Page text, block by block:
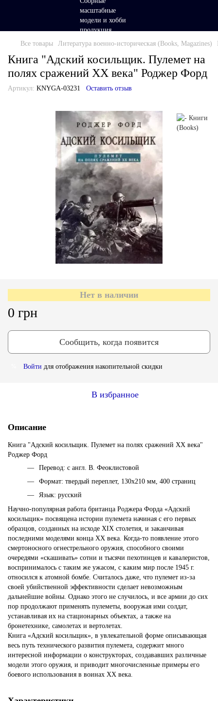
Все товары Литература военно-историческая (Books, Magazines)
Книга "Адский косильщик. Пулемет на
полях сражений XX века" Роджер Форд
Артикул: KNYGA-03231 Оставить отзыв
Нет в наличии
0 грн
Сообщить, когда появится
Войти для отображения накопительной скидки
В избранное
Описание
Книга "Адский косильщик. Пулемет на полях сражений XX века"
Роджер Форд
Перевод: с англ. В. Феоклистовой
Формат: твердый переплет, 130х210 мм, 400 страниц
Язык: русский
Научно-популярная работа британца Роджера Форда «Адский
косильщик» посвящена истории пулемета начиная с его первых
образцов, созданных на исходе XIX столетия, и заканчивая
последними моделями конца XX века. Когда-то появление этого
смертоносного огнестрельного оружия, способного своими
очередями «скашивать» сотни и тысячи пехотинцев и кавалеристов,
воспринималось с таким же ужасом, с каким мир после 1945 г.
относился к атомной бомбе. Считалось даже, что пулемет из-за
своей убийственной эффективности сделает невозможным
дальнейшие войны. Однако этого не случилось, и все армии до сих
пор продолжают применять пулеметы, вооружая ими солдат,
устанавливая их на стационарных объектах, а также на
бронетехнике, самолетах и вертолетах.
Книга «Адский косильщик», в увлекательной форме описывающая
весь путь технического развития пулемета, содержит много
интересной информации о конструкторах, создававших различные
модели этого оружия, и приводит многочисленные примеры его
боевого использования в воинах XX века.